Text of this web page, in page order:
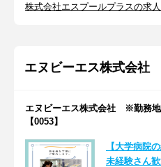
株式会社エスプールプラスの求
エヌビーエス株式会社
エヌビーエス株式会社 ※勤務地
【0053】
【大学病院
未経験さん